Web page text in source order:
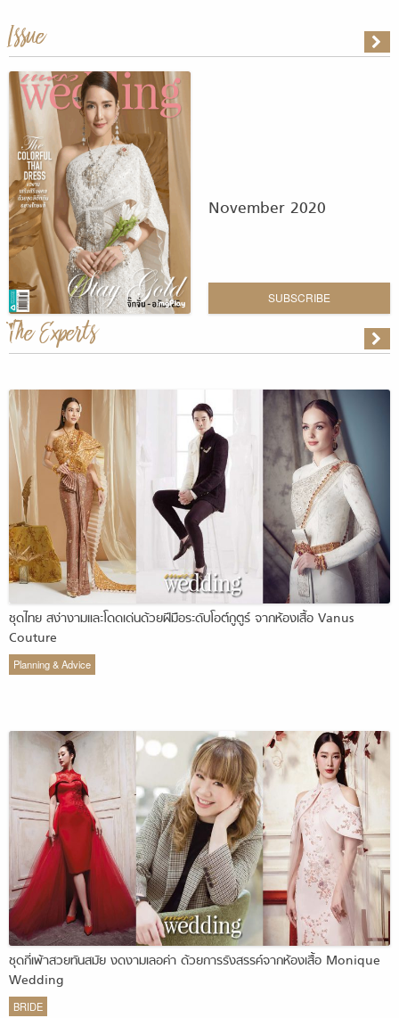
Issue
November 2020
SUBSCRIBE
The Experts
ชุดไทย สง่างามและโดดเด่นด้วยฝีมือระดับโอต์กูตูร์ จากห้องเสื้อ Vanus
Couture
Planning & Advice
ชุดกี่เพ้าสวยทันสมัย งดงามเลอค่า ด้วยการรังสรรค์จากห้องเสื้อ Monique
Wedding
BRIDE